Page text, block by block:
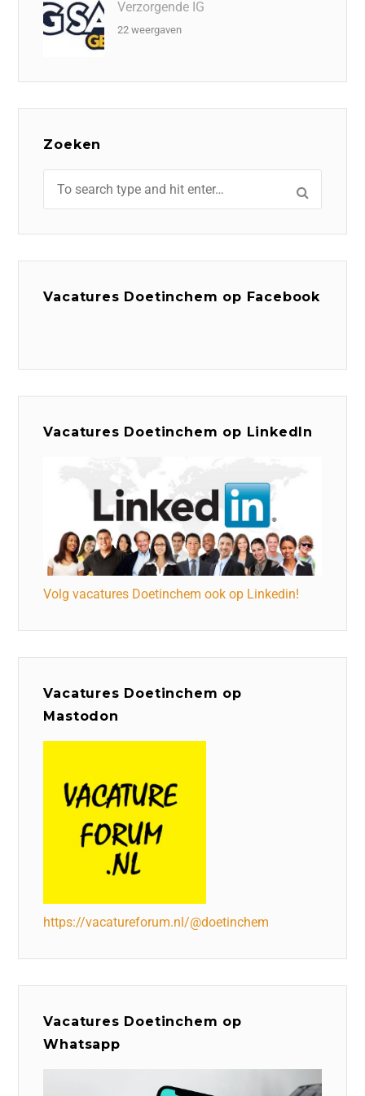
Verzorgende IG
22 weergaven
Zoeken
Vacatures Doetinchem op Facebook
Vacatures Doetinchem op LinkedIn
Volg vacatures Doetinchem ook op Linkedin!
Vacatures Doetinchem op
Mastodon
https://vacatureforum.nl/@doetinchem
Vacatures Doetinchem op
Whatsapp